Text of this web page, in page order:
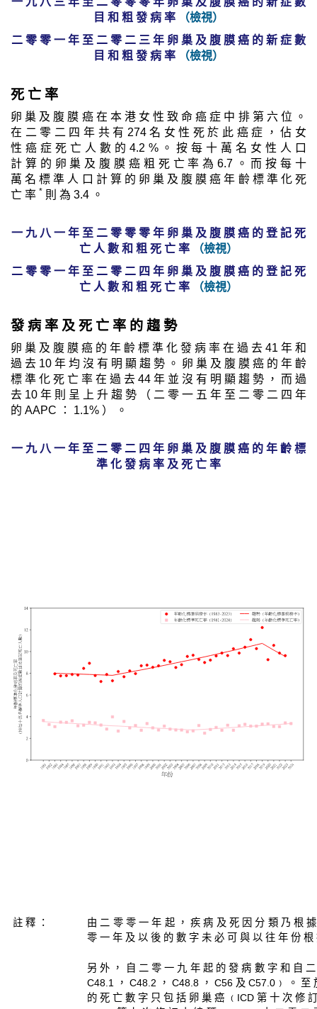
目 和 粗 發 病 率
（檢視）
二 零 零 一 年 至 二 零 二 三 年 卵 巢 及 腹 膜 癌 的 新 症 數
目 和 粗 發 病 率
（檢視）
死 亡 率
卵 巢 及 腹 膜 癌 在 本 港 女 性 致 命 癌 症 中 排 第 六 位 。
在 二 零 二 四 年 共 有 274 名 女 性 死 於 此 癌 症 ， 佔 女
性 癌 症 死 亡 人 數 的 4.2 % 。 按 每 十 萬 名 女 性 人 口
計 算 的 卵 巢 及 腹 膜 癌 粗 死 亡 率 為 6.7 。 而 按 每 十
萬 名 標 準 人 口 計 算 的 卵 巢 及 腹 膜 癌 年 齡 標 準 化 死
亡 率 * 則 為 3.4 。
一 九 八 一 年 至 二 零 零 零 年 卵 巢 及 腹 膜 癌 的 登 記 死
亡 人 數 和 粗 死 亡 率
（檢視）
二 零 零 一 年 至 二 零 二 四 年 卵 巢 及 腹 膜 癌 的 登 記 死
亡 人 數 和 粗 死 亡 率
（檢視）
發 病 率 及 死 亡 率 的 趨 勢
卵 巢 及 腹 膜 癌 的 年 齡 標 準 化 發 病 率 在 過 去 41 年 和
過 去 10 年 均 沒 有 明 顯 趨 勢 。 卵 巢 及 腹 膜 癌 的 年 齡
標 準 化 死 亡 率 在 過 去 44 年 並 沒 有 明 顯 趨 勢 ， 而 過
去 10 年 則 呈 上 升 趨 勢 （ 二 零 一 五 年 至 二 零 二 四 年
的 AAPC ： 1.1% ） 。
一 九 八 一 年 至 二 零 二 四 年 卵 巢 及 腹 膜 癌 的 年 齡 標
準 化 發 病 率 及 死 亡 率
註 釋 ：
由 二 零 零 一 年 起 ， 疾 病 及 死 因 分 類 乃 根
零 一 年 及 以 後 的 數 字 未 必 可 與 以 往 年 份
另 外 ， 自 二 零 一 九 年 起 的 發 病 數 字 和 自
C48.1 ， C48.2 ， C48.8 ， C56 及 C57.0﹚ 。
的 死 亡 數 字 只 包 括 卵 巢 癌 ﹙ICD 第 十 次 修